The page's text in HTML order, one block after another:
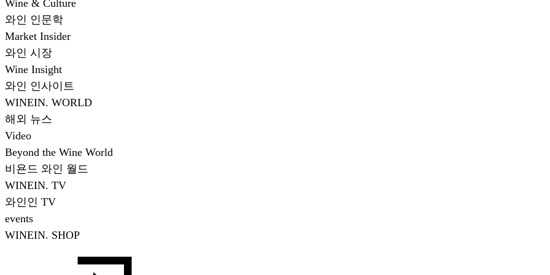
Wine & Culture
와인 인문학
Market Insider
와인 시장
Wine Insight
와인 인사이트
WINEIN. WORLD
해외 뉴스
Video
Beyond the Wine World
비욘드 와인 월드
WINEIN. TV
와인인 TV
events
WINEIN. SHOP